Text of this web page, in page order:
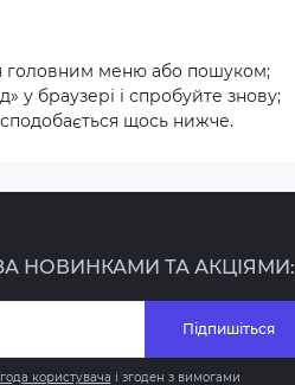
головним меню або пошуком;
у браузері і спробуйте знову;
щось нижче.
НОВИНКАМИ ТА АКЦІЯМИ:
Підпишіться
користувача і згоден з вимогами